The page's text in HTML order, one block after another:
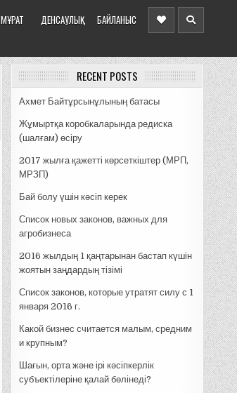
МҰРАТ ДЕНСАУЛЫҚ БАЙЛАНЫС
RECENT POSTS
Ахмет Байтұрсынұлының батасы
Жұмыртқа коробкаларында редиска
(шалғам) өсіру
2017 жылға қажетті көрсеткіштер (МРП,
МРЗП)
Бай болу үшін кәсіп керек
Список новых законов, важных для
агробизнеса
2016 жылдың 1 қаңтарынан бастап күшін
жоятын заңдардың тізімі
Список законов, которые утратят силу с 1
января 2016 г.
Какой бизнес считается малым, средним
и крупным?
Шағын, орта және ірі кәсіпкерлік
субъектілеріне қалай бөлінеді?